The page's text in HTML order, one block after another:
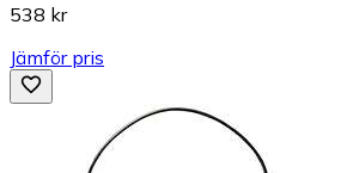
538 kr
Jämför pris